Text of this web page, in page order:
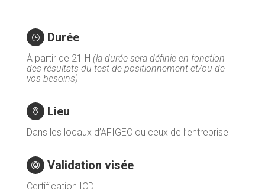
} Durée
À partir de 21 H (la durée sera définie en fonction
des résultats du test de positionnement et/ou de
vos besoins)
 Lieu
Dans les locaux d’AFIGEC ou ceux de l’entreprise
 Validation visée
Certification ICDL